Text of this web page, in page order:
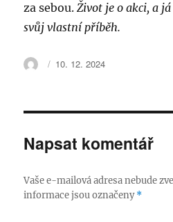
za sebou.Život je o akci, a
svůj vlastní příběh.
Autor:Publikováno:
10. 12. 2024
Napsat komentář
Vaše e-mailová adresa nebude
informace jsou označeny*